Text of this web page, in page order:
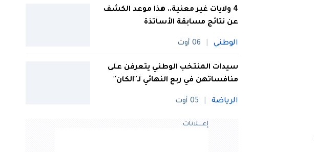
4 ولايات غير معنية.. هذا موعد الكشف
عن نتائج مسابقة الأساتذة
الوطني 06 أوت
سيدات المنتخب الوطني يتعرفن على
منافساتهن في ربع النهائي لـ"الكان"
الرياضة 05 أوت
إعــــلانات